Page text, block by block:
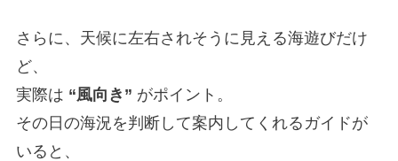
さらに、天候に左右されそうに見える海遊びだけ
ど、
実際は “風向き” がポイント。
その日の海況を判断して案内してくれるガイドが
いると、